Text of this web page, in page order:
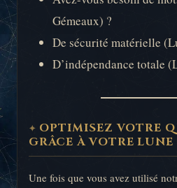
Gémeaux) ?
De sécurité matérielle
D’indépendance totale
OPTIMISEZ VOTRE
GRÂCE À VOTRE LUNE
Une fois que vous avez utilisé